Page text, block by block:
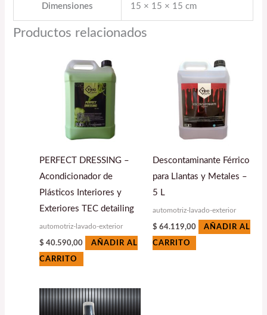
Dimensiones 15 × 15 × 15 cm
Productos relacionados
PERFECT DRESSING –
Acondicionador de
Plásticos Interiores y
Exteriores TEC detailing
automotriz-lavado-exterior
$ 40.590,00 AÑADIR AL
CARRITO
Descontaminante Férrico
para Llantas y Metales –
5 L
automotriz-lavado-exterior
$ 64.119,00 AÑADIR AL
CARRITO